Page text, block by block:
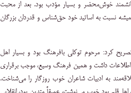
خوش‌محضر و بسیار مؤدب بود. بعد از محبت
نسبت به اساتید خود حق‌شناس و قدردان بزرگان
کرد: مرحوم توکلی بافرهنگ بود و بسیار اهل
اطلاعات داشت و همین فرهنگ وسیع، موجب برقراری
به ادبیات شاعران خوب روزگار را می‌شناخت.